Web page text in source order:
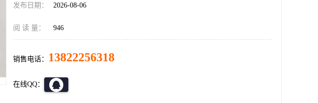
发布日期： 2026-08-06
阅 读 量： 946
销售电话： 13822256318
在线QQ：